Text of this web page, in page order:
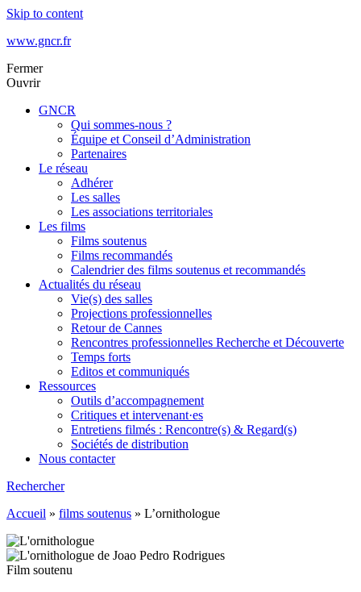
Skip to content
www.gncr.fr
Fermer
Ouvrir
GNCR
Qui sommes-nous ?
Équipe et Conseil d’Administration
Partenaires
Le réseau
Adhérer
Les salles
Les associations territoriales
Les films
Films soutenus
Films recommandés
Calendrier des films soutenus et recommandés
Actualités du réseau
Vie(s) des salles
Projections professionnelles
Retour de Cannes
Rencontres professionnelles Recherche et Découverte
Temps forts
Editos et communiqués
Ressources
Outils d’accompagnement
Critiques et intervenant·es
Entretiens filmés : Rencontre(s) & Regard(s)
Sociétés de distribution
Nous contacter
Rechercher
Accueil » films soutenus » L’ornithologue
Film soutenu